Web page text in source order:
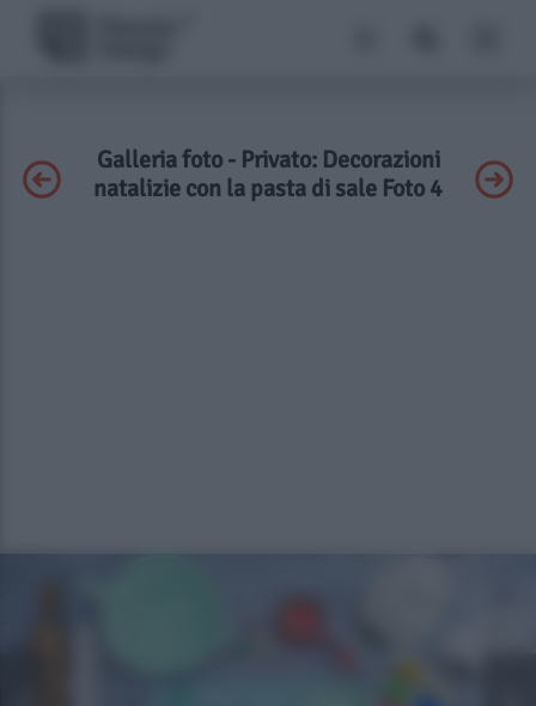
Galleria foto - Privato: Decorazioni
natalizie con la pasta di sale Foto 4